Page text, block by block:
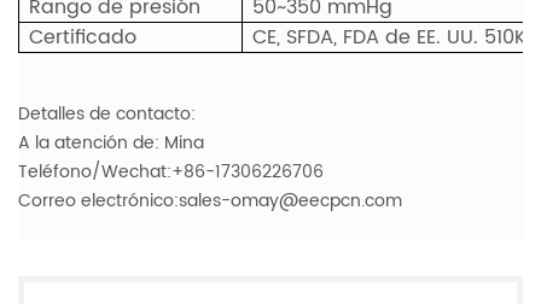
Rango de presión
50~350 mmHg
Certificado
CE, SFDA, FDA de EE. UU. 510K
Detalles de contacto:
A la atención de: Mina
Teléfono/Wechat:+86-17306226706
Correo electrónico:sales-omay@eecpcn.com